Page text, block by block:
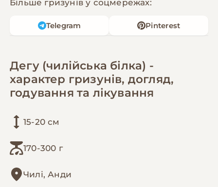
Більше гризунів у соцмережах:
Telegram Pinterest
Дегу (чилійська білка) -
характер гризунів, догляд,
годування та лікування
15-20 см
170-300 г
Чилі, Анди